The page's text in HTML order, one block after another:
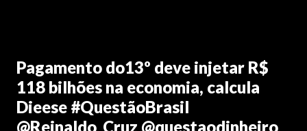
Pagamento do13º deve injetar R$
118 bilhões na economia, calcula
Dieese #QuestãoBrasil
@Reinaldo_Cruz @questaodinheiro